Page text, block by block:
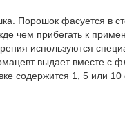
Порошок фасуется в
чем прибегать к
используются
выдает вместе с
содержится 1, 5 или